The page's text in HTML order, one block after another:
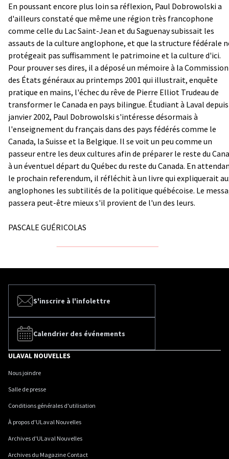
En poussant encore plus loin sa réflexion, Paul Dobrowolski a
d'ailleurs constaté que même une région très francophone
comme celle du Lac Saint-Jean et du Saguenay subissait les
assauts de la culture anglophone, et que la structure fédérale
protégeait pas suffisamment le patrimoine et la culture d'ici.
Pour prouver ses dires, il a déposé un mémoire à la Commission
des États généraux au printemps 2001 qui illustrait, enquête
pratique en mains, l'échec du rêve de Pierre Elliot Trudeau de
transformer le Canada en pays bilingue. Étudiant à Laval depuis
janvier 2002, Paul Dobrowolski s'intéresse désormais à
l'enseignement du français dans des pays fédérés comme le
Canada, la Suisse et la Belgique. Il se voit un peu comme un
passeur entre les deux cultures afin de préparer le reste du
à un éventuel départ du Québec du reste du Canada. En
le prochain referendum, il réfléchit à un livre qui expliquerait
anglophones les subtilités de la politique québécoise. Le
passera peut-être mieux s'il provient de l'un des leurs.
PASCALE GUÉRICOLAS
S'inscrire à l'infolettre
Calendrier des événements
ULAVAL NOUVELLES
Nous joindre
Salle de presse
Conditions générales d'utilisation
À propos d'ULaval Nouvelles
Archives d'ULaval Nouvelles
Archives du Magazine Contact